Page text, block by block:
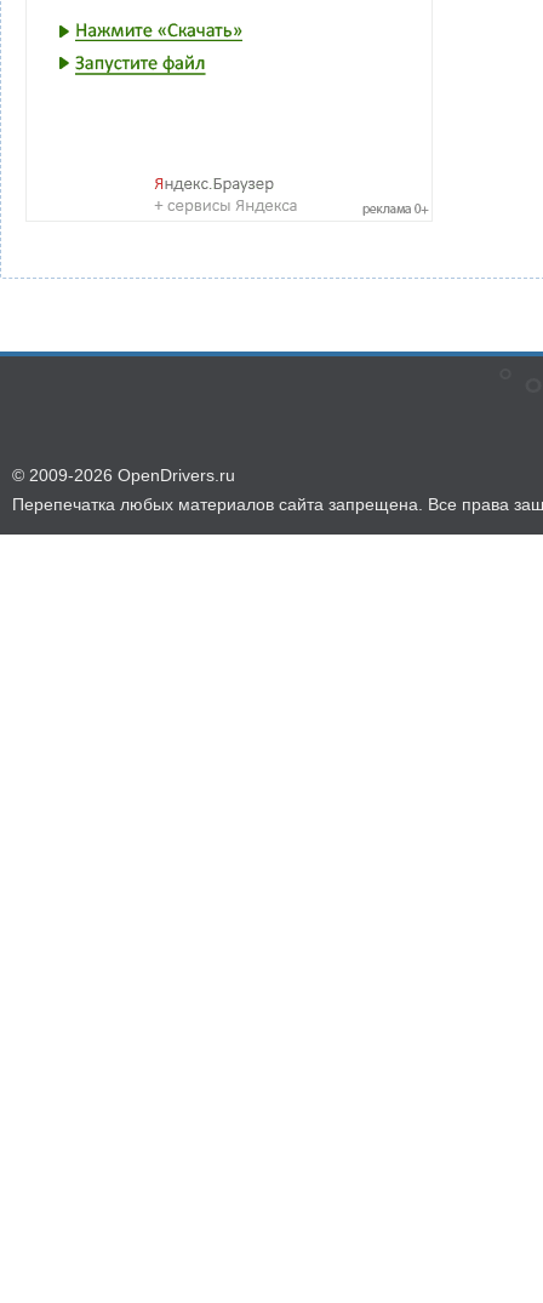
© 2009-2026 OpenDrivers.ru
Перепечатка любых материалов сайта запрещена. Все права